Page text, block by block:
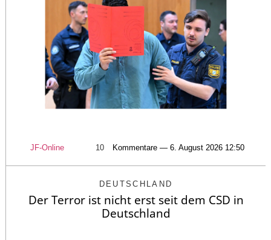
JF-Online 10 Kommentare — 6. August 2026 12:50
DEUTSCHLAND
Der Terror ist nicht erst seit dem CSD in
Deutschland